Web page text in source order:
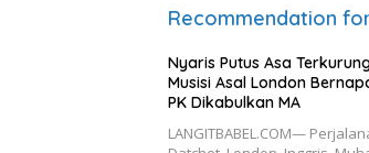
Recommendation
Nyaris Putus Asa
Musisi Asal London
PK Dikabulkan MA
LANGITBABEL.COM—